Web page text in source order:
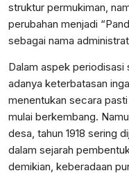
struktur permukiman,
perubahan menjadi
sebagai nama
Dalam aspek periodisasi
adanya keterbatasan
menentukan secara
mulai berkembang.
desa, tahun 1918 sering
dalam sejarah
demikian, keberadaan